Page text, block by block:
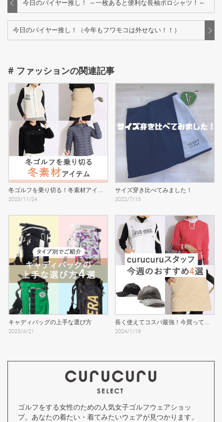
今日のバイヤー推し！ ～一枚あると便利な長袖ポロシャツ！～
今日のバイヤー推し！（今年もフワモコは外せない！！）
# ファッションの関連記事
冬ゴルフを乗り切る！冬素材アイテ
ム
2023/11/24
サイズ穿き比べてみました！
2022/7/15
キャディバッグの上手な選び方
2023/6/21
長く使えてコスパ最強！今買ってお
きたい5選
2024/1/18
ゴルフをする女性のための人気女子ゴルフウェアショッ
プ。あなたの着たい・着てみたいウェアが見つかります。